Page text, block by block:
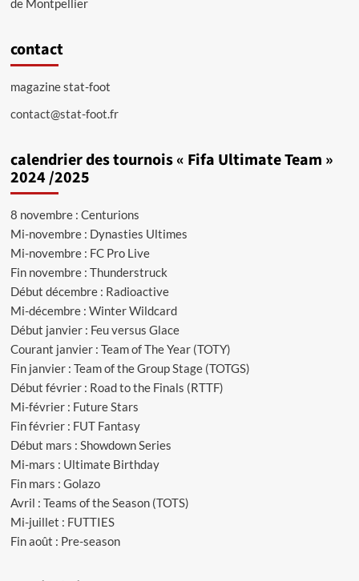
de Montpellier
contact
magazine stat-foot
contact@stat-foot.fr
calendrier des tournois « Fifa Ultimate Team »
2024 /2025
8 novembre : Centurions
Mi-novembre : Dynasties Ultimes
Mi-novembre : FC Pro Live
Fin novembre : Thunderstruck
Début décembre : Radioactive
Mi-décembre : Winter Wildcard
Début janvier : Feu versus Glace
Courant janvier : Team of The Year (TOTY)
Fin janvier : Team of the Group Stage (TOTGS)
Début février : Road to the Finals (RTTF)
Mi-février : Future Stars
Fin février : FUT Fantasy
Début mars : Showdown Series
Mi-mars : Ultimate Birthday
Fin mars : Golazo
Avril : Teams of the Season (TOTS)
Mi-juillet : FUTTIES
Fin août : Pre-season